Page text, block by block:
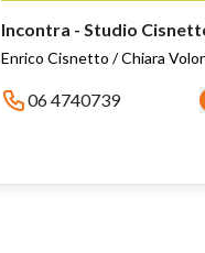
Incontra - Studio
Enrico Cisnetto / Chiara
06 4740739